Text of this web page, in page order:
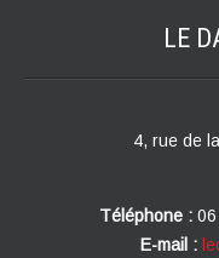
LE
4, rue de
Téléphone :
E-mail :